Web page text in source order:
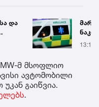
და
13:15
მ მსოფლიო
ავტომობილი
უკან გაიწვია.
.